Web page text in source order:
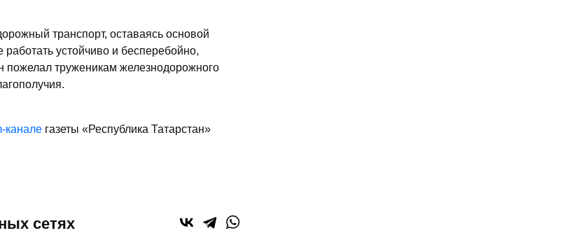
транспорт, оставаясь основой
устойчиво и бесперебойно,
труженикам железнодорожного
канале газеты «Республика Татарстан»
сетях